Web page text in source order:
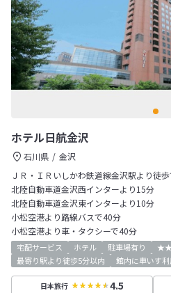
ホテル日航金沢
石川県
金沢
ＪＲ・ＩＲいしかわ鉄道線金沢駅より徒
北陸自動車道金沢西インターより15分
北陸自動車道金沢東インターより10分
小松空港より路線バスで40分
小松空港より車・タクシーで40分
宅配サービス ホテル 駐車場有り
最寄り駅より徒歩5分以内
館内に車いす
日本旅行 4.5